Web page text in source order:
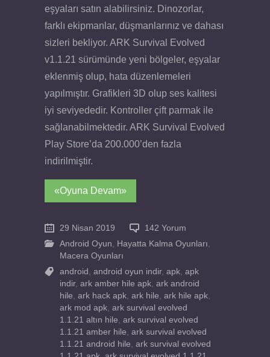
eşyaları satın alabilirsiniz. Dinozorlar,
farklı ekipmanlar, düşmanlarınız ve dahası
sizleri bekliyor. ARK Survival Evolved
v1.1.21 sürümünde yeni bölgeler, eşyalar
eklenmiş olup, hata düzenlemeleri
yapılmıştır. Grafikleri 3D olup ses kalitesi
iyi seviyededir. Kontroller çift parmak ile
sağlanabilmektedir. ARK Survival Evolved
Play Store’da 200.000’den fazla
indirilmiştir.
«Oyuna Devam»
29 Nisan 2019
142 Yorum
Android Oyun
Hayatta Kalma Oyunları
Macera Oyunları
android
android oyun indir, apk apk
indir, ark amber hile apk ark android
hile ark hack apk ark hile ark hile apk
ark mod apk ark survival evolved
1.1.21 altın hile ark survival evolved
1.1.21 amber hile ark survival evolved
1.1.21 android hile ark survival evolved